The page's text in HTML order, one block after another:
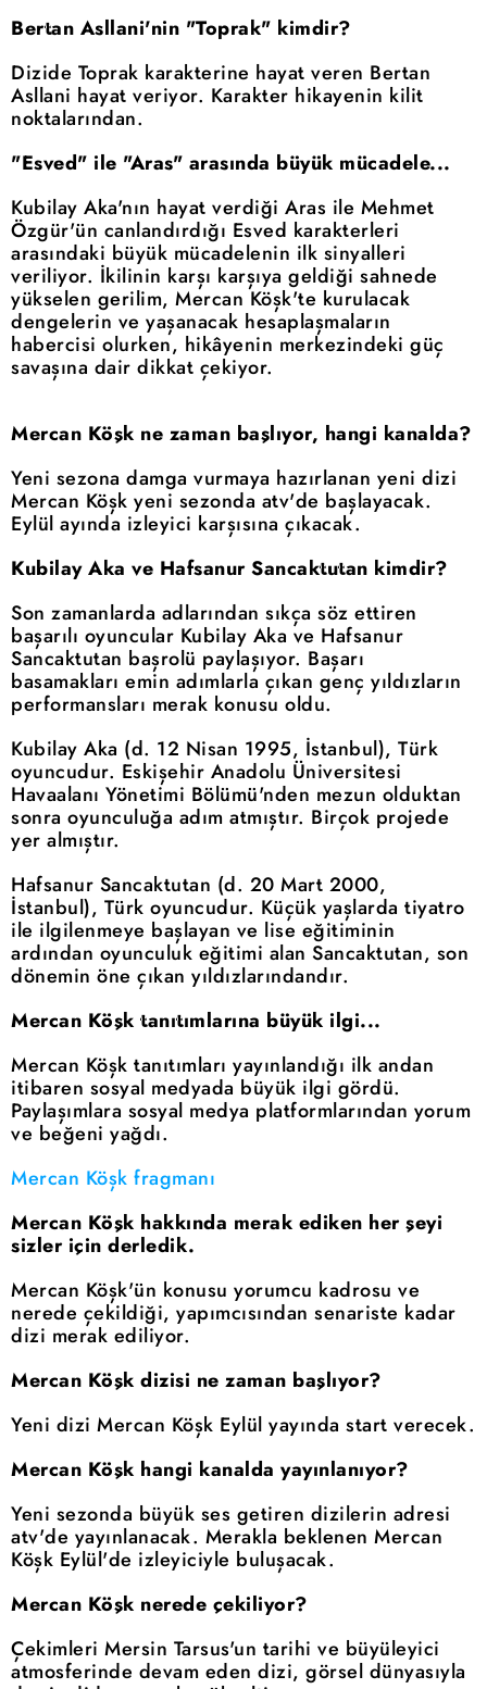
Bertan Asllani'nin "Toprak" kimdir?
Dizide Toprak karakterine hayat veren Bertan
Asllani hayat veriyor. Karakter hikayenin kilit
noktalarından.
"Esved" ile "Aras" arasında büyük mücadele...
Kubilay Aka'nın hayat verdiği Aras ile Mehmet
Özgür'ün canlandırdığı Esved karakterleri
arasındaki büyük mücadelenin ilk sinyalleri
veriliyor. İkilinin karşı karşıya geldiği sahnede
yükselen gerilim, Mercan Köşk'te kurulacak
dengelerin ve yaşanacak hesaplaşmaların
habercisi olurken, hikâyenin merkezindeki güç
savaşına dair dikkat çekiyor.
Mercan Köşk ne zaman başlıyor, hangi kanalda?
Yeni sezona damga vurmaya hazırlanan yeni dizi
Mercan Köşk yeni sezonda atv'de başlayacak.
Eylül ayında izleyici karşısına çıkacak.
Kubilay Aka ve Hafsanur Sancaktutan kimdir?
Son zamanlarda adlarından sıkça söz ettiren
başarılı oyuncular Kubilay Aka ve Hafsanur
Sancaktutan başrolü paylaşıyor. Başarı
basamakları emin adımlarla çıkan genç yıldızların
performansları merak konusu oldu.
Kubilay Aka (d. 12 Nisan 1995, İstanbul), Türk
oyuncudur. Eskişehir Anadolu Üniversitesi
Havaalanı Yönetimi Bölümü'nden mezun olduktan
sonra oyunculuğa adım atmıştır. Birçok projede
yer almıştır.
Hafsanur Sancaktutan (d. 20 Mart 2000,
İstanbul), Türk oyuncudur. Küçük yaşlarda tiyatro
ile ilgilenmeye başlayan ve lise eğitiminin
ardından oyunculuk eğitimi alan Sancaktutan, son
dönemin öne çıkan yıldızlarındandır.
Mercan Köşk tanıtımlarına büyük ilgi...
Mercan Köşk tanıtımları yayınlandığı ilk andan
itibaren sosyal medyada büyük ilgi gördü.
Paylaşımlara sosyal medya platformlarından yorum
ve beğeni yağdı.
Mercan Köşk fragmanı
Mercan Köşk hakkında merak ediken her şeyi
sizler için derledik.
Mercan Köşk'ün konusu yorumcu kadrosu ve
nerede çekildiği, yapımcısından senariste kadar
dizi merak ediliyor.
Mercan Köşk dizisi ne zaman başlıyor?
Yeni dizi Mercan Köşk Eylül yayında start verecek.
Mercan Köşk hangi kanalda yayınlanıyor?
Yeni sezonda büyük ses getiren dizilerin adresi
atv'de yayınlanacak. Merakla beklenen Mercan
Köşk Eylül'de izleyiciyle buluşacak.
Mercan Köşk nerede çekiliyor?
Çekimleri Mersin Tarsus'un tarihi ve büyüleyici
atmosferinde devam eden dizi, görsel dünyasıyla